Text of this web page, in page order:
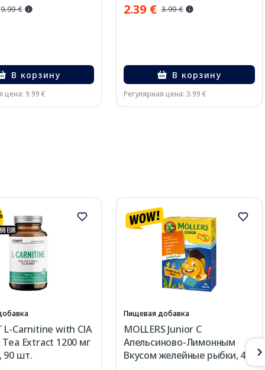
9.99 €
В корзину
цена: 9.99 €
2.39 € 3.99 €
В корзину
Регулярная цена: 3.99 €
L-Carnitine with ClA
Extract 1200 мг
90 шт.
Пищевая добавка
MOLLERS Junior C
Апельсиново-Лимонным
Вкусом желейные рыбки, 45